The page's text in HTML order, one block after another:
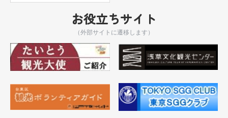
お役立ちサイト
（外部サイトに遷移します）